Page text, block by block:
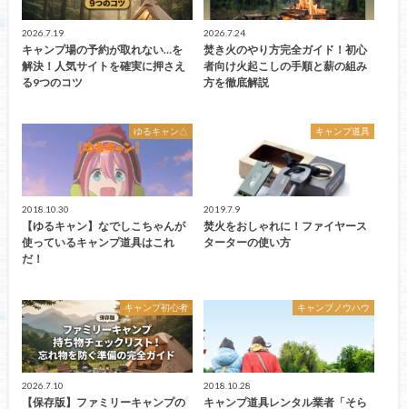
2026.7.19
キャンプ場の予約が取れない…を
解決！人気サイトを確実に押さえ
る9つのコツ
2026.7.24
焚き火のやり方完全ガイド！初心
者向け火起こしの手順と薪の組み
方を徹底解説
ゆるキャン△
2018.10.30
【ゆるキャン】なでしこちゃんが
使っているキャンプ道具はこれ
だ！
キャンプ道具
2019.7.9
焚火をおしゃれに！ファイヤース
ターターの使い方
キャンプ初心者
2026.7.10
【保存版】ファミリーキャンプの
キャンプノウハウ
2018.10.28
キャンプ道具レンタル業者「そら